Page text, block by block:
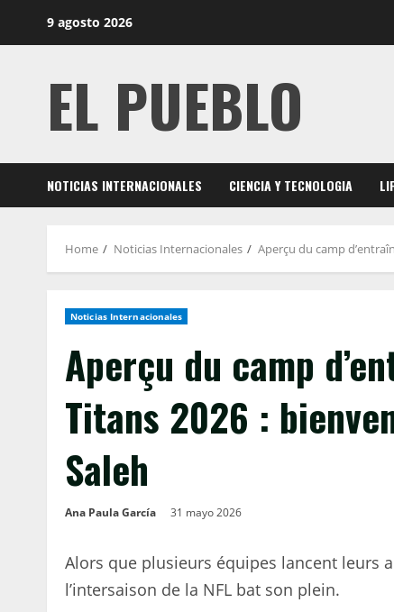
9 agosto 2026
EL PUEBLO
NOTICIAS INTERNACIONALES CIENCIA Y TECNOLOGIA
Home Noticias Internacionales Aperçu du camp
Noticias Internacionales
Aperçu du camp
Titans 2026 :
Saleh
Ana Paula García 31 mayo 2026
Alors que plusieurs équipes lancent leurs
l’intersaison de la NFL bat son plein.